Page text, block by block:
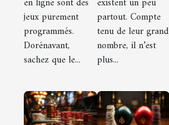
jeux purement
programmés.
Dorénavant,
sachez que le...
partout. Compte
tenu de leur grand
nombre, il n’est
plus...